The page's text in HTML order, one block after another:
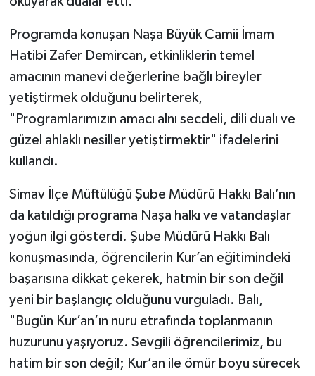
Programda konuşan Naşa Büyük Camii İmam
Hatibi Zafer Demircan, etkinliklerin temel
amacının manevi değerlerine bağlı bireyler
yetiştirmek olduğunu belirterek,
"Programlarımızın amacı alnı secdeli, dili dualı ve
güzel ahlaklı nesiller yetiştirmektir" ifadelerini
kullandı.
Simav İlçe Müftülüğü Şube Müdürü Hakkı Balı’nın
da katıldığı programa Naşa halkı ve vatandaşlar
yoğun ilgi gösterdi. Şube Müdürü Hakkı Balı
konuşmasında, öğrencilerin Kur’an eğitimindeki
başarısına dikkat çekerek, hatmin bir son değil
yeni bir başlangıç olduğunu vurguladı. Balı,
"Bugün Kur’an’ın nuru etrafında toplanmanın
huzurunu yaşıyoruz. Sevgili öğrencilerimiz, bu
hatim bir son değil; Kur’an ile ömür boyu sürecek
Vasıta
Vefat Haberleri
Yaşam